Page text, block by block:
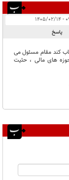
۱۴
پاسخ
کند مقام مسئول می
های مالی ، حثیت